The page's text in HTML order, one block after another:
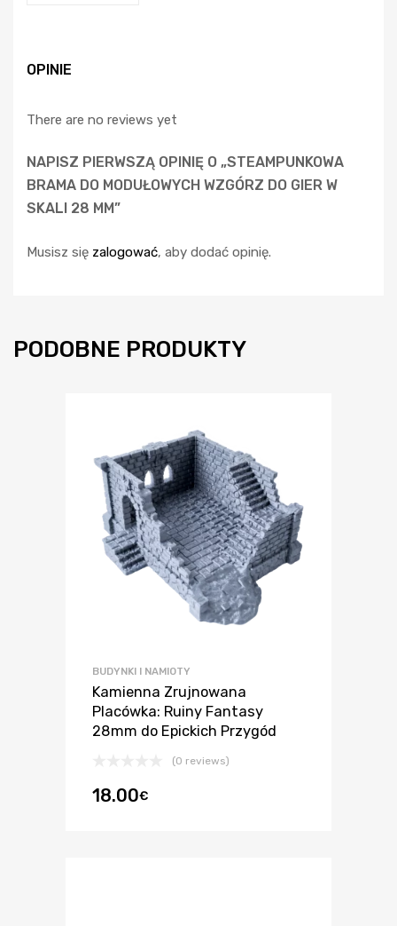
OPINIE
There are no reviews yet
NAPISZ PIERWSZĄ OPINIĘ O „STEAMPUNKOWA
BRAMA DO MODUŁOWYCH WZGÓRZ DO GIER W
SKALI 28 MM”
Musisz się zalogować, aby dodać opinię.
PODOBNE PRODUKTY
BUDYNKI I NAMIOTY
Kamienna Zrujnowana
Placówka: Ruiny Fantasy
28mm do Epickich Przygód
(0 reviews)
18.00€